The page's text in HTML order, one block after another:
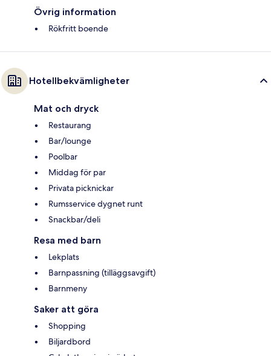
Övrig information
Rökfritt boende
Hotellbekvämligheter
Mat och dryck
Restaurang
Bar/lounge
Poolbar
Middag för par
Privata picknickar
Rumsservice dygnet runt
Snackbar/deli
Resa med barn
Lekplats
Barnpassning (tilläggsavgift)
Barnmeny
Saker att göra
Shopping
Biljardbord